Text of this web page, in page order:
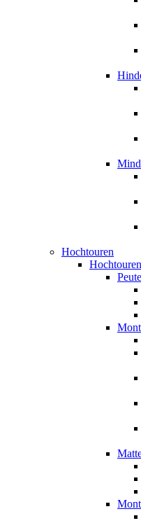
Hochtouren
Hochtouren